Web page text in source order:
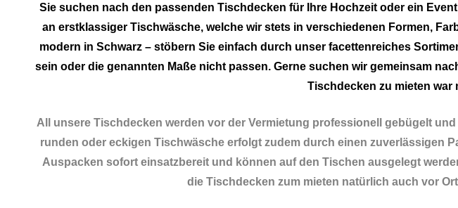
Sie suchen nach den passenden Tischdecken für Ihre Hochzeit oder ein
an erstklassiger Tischwäsche, welche wir stets in verschiedenen Formen,
modern in Schwarz – stöbern Sie einfach durch unser facettenreiches
sein oder die genannten Maße nicht passen. Gerne suchen wir gemeinsam
Tischdecken zu mieten war
All unsere Tischdecken werden vor der Vermietung professionell gebügelt
runden oder eckigen Tischwäsche erfolgt zudem durch einen zuverlässigen
Auspacken sofort einsatzbereit und können auf den Tischen ausgelegt
die Tischdecken zum mieten natürlich auch vor